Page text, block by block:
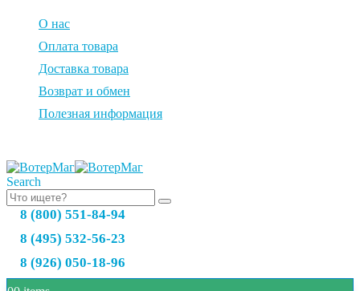
О нас
Оплата товара
Доставка товара
Возврат и обмен
Полезная информация
Search
8 (800) 551-84-94
8 (495) 532-56-23
8 (926) 050-18-96